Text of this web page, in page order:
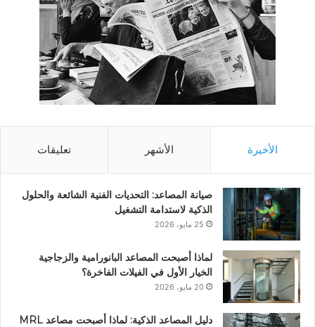
الأخيرة الأشهر تعليقات
صيانة المصاعد: التحديات الفنية الشائعة والحلول
الذكية لاستدامة التشغيل
25 مايو، 2026
لماذا أصبحت المصاعد البانورامية والزجاجية
الخيار الأول في الفيلات الفاخرة؟
20 مايو، 2026
دليل المصاعد الذكية: لماذا أصبحت مصاعد MRL